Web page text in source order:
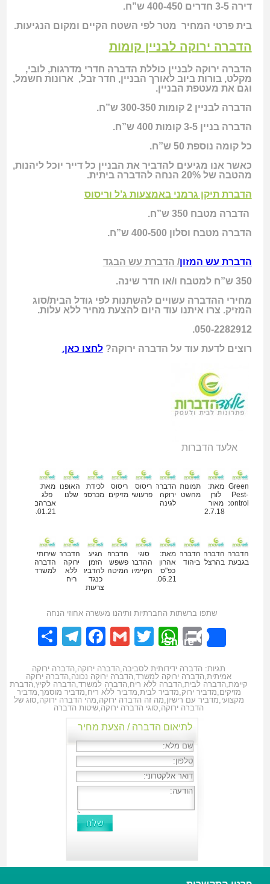
דירה 3-5 חדרים 400-450 ש”ח.
בית פרטי המחיר מטר לפי השטח הקיים ומקום הנגיעות.
הדברה ירוקה לבניין קומות
הדברה ירוקה לבניין כוללת הדברה חדרי מדרגות, לובי,
מקלט, בורות ביוב לאורך הבניין, חדר זבל, ארונות חשמל,
וגם את מעטפת הבניין.
הדברה לבניין 2 קומות 300-350 ש”ח.
הדברה בניין 3-5 קומות 400 ש”ח.
כל קומה נוספת 50 ש”ח.
כאשר אנו מגיעים להדביר את הבניין כל דייר יוכל ליהנות,
מהטבה של 20% הנחה להדברה ביתית.
הדברת תיקן גרמני באמצעות ג’ל וריסוס
הדברה מטבח 350 ש”ח.
הדברה מטבח וסלון 400-500 ש”ח.
הדברת עש המזון/ הדברת עש הבגד
350 ש”ח למטבח ו/או חדר שינה.
מחירי ההדברה עשויים להשתנות לפי גודל הבית/סוג
המזיק. צרו איתנו עוד היום להצעת מחיר ללא עלות.
050-2282912.
רוצים לדעת עוד על הדברה ירוקה?לחצו כאן.
אלעד הדברות
Green
Pest-
control
מאת:
לורן
מאור
22.7.18
תמונות
מהשטח
הדברה
ירוקה
לגינה
ריסוס
פרעושים
ריסוס
מזיקים
לכידת
מכרסמים
האופנועים
שלנו
מאת:
פלג
אברהם
28.01.21
הדברה
בגבעתיים
הדברה
בהרצליה
הדברה
ביהוד
מאת:
אהרון
כפ"ס
04.06.21
סוגי
ההדברה
הקיימים
הדברת
פשפש
המיטה
הגיע
הזמן
להדביר
כנגד
צרעות
הדברה
ירוקה
ללא
ריח
שירותי
הדברה
למשרד
שתפו ברשתות החברתיות ותיהנו מעשרה אחוזי הנחה
Share
Print
WhatsApp
Twitter
Gmail
Facebook
תגיות: הדברה ידידותית לסביבה הדברה ירוקה הדברה ירוקה
אמיתית, הדברה ירוקה למשרד, הדברה ירוקה נכונה הדברה ירוקה
קיימת, הדברה לבית, הדברה ללא ריח הדברה למשרד, הדברה לקיץ, הדברת
מזיקים מדביר ירוק מדביר לבית מדביר ללא ריח מדביר מוסמך מדביר
מקצועי מדביר עם רישיון מה זה הדברה ירוקה מהי הדברה ירוקה סוג של
הדברה ירוקה סוגי הדברה ירוקה שיטות הדברה
לתיאום הדברה / הצעת מחיר